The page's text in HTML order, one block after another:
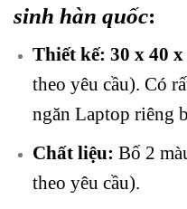
sinh hàn quốc:
Thiết kế: 30 x 40 x
theo yêu cầu). Có
ngăn Laptop riêng
Chất liệu: Bố 2
theo yêu cầu).